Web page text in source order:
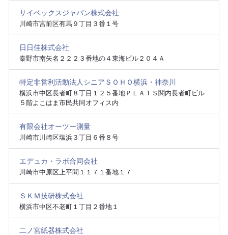
サイベックスジャパン株式会社
川崎市宮前区有馬９丁目３番１号
日日佳株式会社
秦野市南矢名２２２３番地の４東海ビル２０４Ａ
特定非営利活動法人シニアＳＯＨＯ横浜・神奈川
横浜市中区長者町８丁目１２５番地ＰＬＡＴＳ関内長者町ビル
５階よこはま市民共同オフィス内
有限会社オーツー測量
川崎市川崎区塩浜３丁目６番８号
エデュカ・ラボ合同会社
川崎市中原区上平間１１７１番地１７
ＳＫＭ技研株式会社
横浜市中区不老町１丁目２番地１
二ノ宮紙器株式会社